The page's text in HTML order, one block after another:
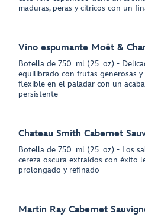
maduras, peras y cítricos con un
Vino espumante Moët &
Botella de 750 ml (25 oz) -
equilibrado con frutas generosas y
flexible en el paladar con un
persistente
Chateau Smith Cabernet
Botella de 750 ml (25 oz) - Los
cereza oscura extraídos con éxito
prolongado y refinado
Martin Ray Cabernet